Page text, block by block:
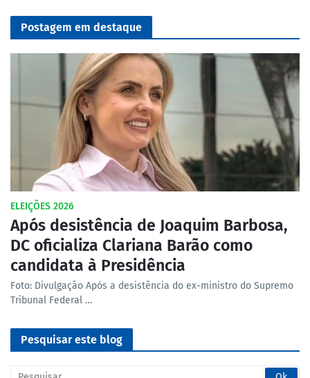
Postagem em destaque
ELEIÇÕES 2026
Após desistência de Joaquim Barbosa,
DC oficializa Clariana Barão como
candidata à Presidência
Foto: Divulgação Após a desistência do ex-ministro do Supremo
Tribunal Federal …
Pesquisar este blog